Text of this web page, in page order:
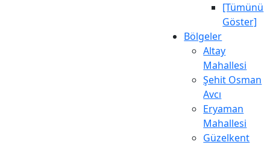
[Tümünü
Göster]
Bölgeler
Altay
Mahallesi
Şehit Osman
Avcı
Eryaman
Mahallesi
Güzelkent